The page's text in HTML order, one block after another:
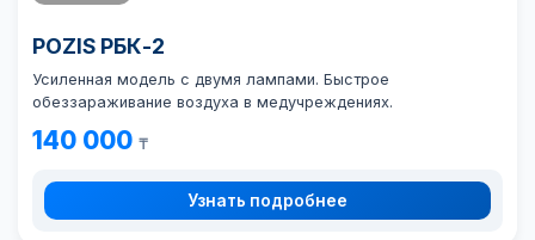
POZIS РБК-2
Усиленная модель с двумя лампами. Быстрое
обеззараживание воздуха в медучреждениях.
140 000 ₸
Узнать подробнее